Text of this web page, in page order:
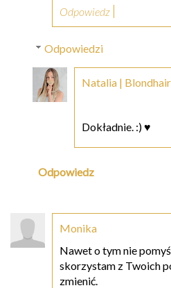
Odpowiedz
Odpowiedzi
Natalia |
Dokładnie. :) ♥
Odpowiedz
Monika
Nawet o tym nie
skorzystam z Twoich
zmienić.